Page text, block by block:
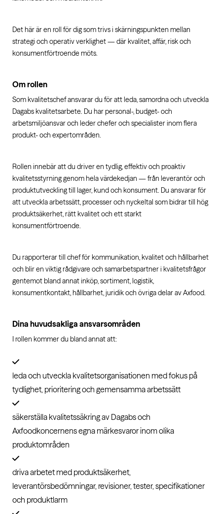
Det här är en roll för dig som trivs i skärningspunkten mellan
strategi och operativ verklighet — där kvalitet, affär, risk och
konsumentförtroende möts.
Om rollen
Som kvalitetschef ansvarar du för att leda, samordna och utveckla
Dagabs kvalitetsarbete. Du har personal-, budget- och
arbetsmiljöansvar och leder chefer och specialister inom flera
produkt- och expertområden.
Rollen innebär att du driver en tydlig, effektiv och proaktiv
kvalitetsstyrning genom hela värdekedjan — från leverantör och
produktutveckling till lager, kund och konsument. Du ansvarar för
att utveckla arbetssätt, processer och nyckeltal som bidrar till hög
produktsäkerhet, rätt kvalitet och ett starkt
konsumentförtroende.
Du rapporterar till chef för kommunikation, kvalitet och hållbarhet
och blir en viktig rådgivare och samarbetspartner i kvalitetsfrågor
gentemot bland annat inköp, sortiment, logistik,
konsumentkontakt, hållbarhet, juridik och övriga delar av Axfood.
Dina huvudsakliga ansvarsområden
I rollen kommer du bland annat att:
leda och utveckla kvalitetsorganisationen med fokus på
tydlighet, prioritering och gemensamma arbetssätt
säkerställa kvalitetssäkring av Dagabs och
Axfoodkoncernens egna märkesvaror inom olika
produktområden
driva arbetet med produktsäkerhet,
leverantörsbedömningar, revisioner, tester, specifikationer
och produktlarm